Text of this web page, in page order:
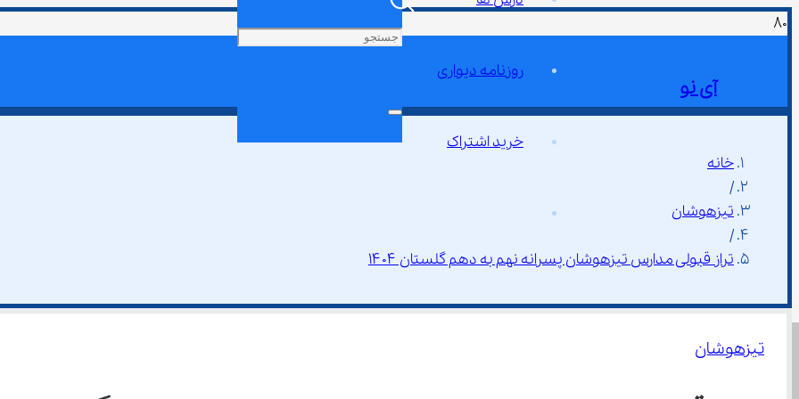
آی نو
روزنامه دیواری
خرید اشتراک
خانه
/
تیزهوشان
/
تراز قبولی مدارس تیزهوشان پسرانه نهم به دهم گلستان ۱۴۰۴
تیزهوشان